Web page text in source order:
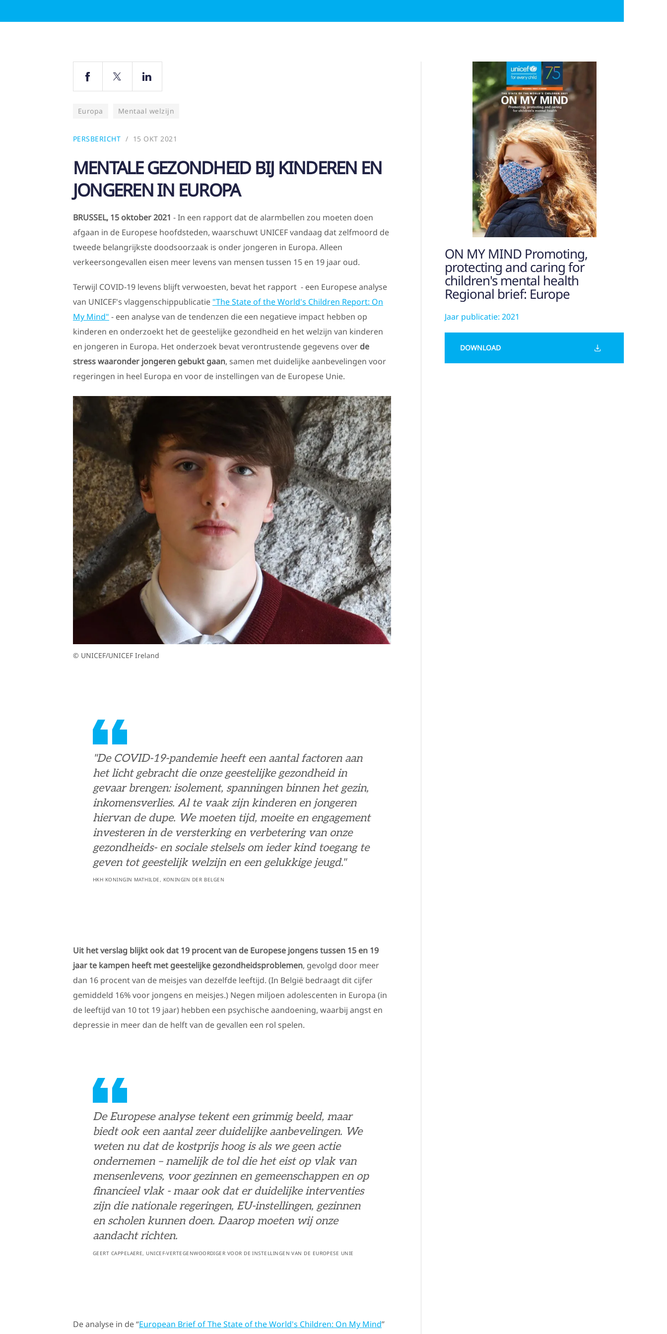
Europa Mentaal welzijn
PERSBERICHT 15 OKT 2021
MENTALE GEZONDHEID BIJ KINDEREN EN
JONGEREN IN EUROPA
BRUSSEL, 15 oktober 2021 - In een rapport dat de alarmbellen zou moeten doen
afgaan in de Europese hoofdsteden, waarschuwt UNICEF vandaag dat zelfmoord de
tweede belangrijkste doodsoorzaak is onder jongeren in Europa. Alleen
verkeersongevallen eisen meer levens van mensen tussen 15 en 19 jaar oud.
Terwijl COVID-19 levens blijft verwoesten, bevat het rapport - een Europese analyse
van UNICEF's vlaggenschippublicatie "The State of the World's Children Report: On
My Mind" - een analyse van de tendenzen die een negatieve impact hebben op
kinderen en onderzoekt het de geestelijke gezondheid en het welzijn van kinderen
en jongeren in Europa. Het onderzoek bevat verontrustende gegevens over de
stress waaronder jongeren gebukt gaan, samen met duidelijke aanbevelingen voor
regeringen in heel Europa en voor de instellingen van de Europese Unie.
© UNICEF/UNICEF Ireland
"De COVID-19-pandemie heeft een aantal factoren aan
het licht gebracht die onze geestelijke gezondheid in
gevaar brengen: isolement, spanningen binnen het gezin,
inkomensverlies. Al te vaak zijn kinderen en jongeren
hiervan de dupe. We moeten tijd, moeite en engagement
investeren in de versterking en verbetering van onze
gezondheids- en sociale stelsels om ieder kind toegang te
geven tot geestelijk welzijn en een gelukkige jeugd."
HKH KONINGIN MATHILDE, KONINGIN DER BELGEN
Uit het verslag blijkt ook dat 19 procent van de Europese jongens tussen 15 en 19
jaar te kampen heeft met geestelijke gezondheidsproblemen, gevolgd door meer
dan 16 procent van de meisjes van dezelfde leeftijd. (In België bedraagt dit cijfer
gemiddeld 16% voor jongens en meisjes.) Negen miljoen adolescenten in Europa (in
de leeftijd van 10 tot 19 jaar) hebben een psychische aandoening, waarbij angst en
depressie in meer dan de helft van de gevallen een rol spelen.
De Europese analyse tekent een grimmig beeld, maar
biedt ook een aantal zeer duidelijke aanbevelingen. We
weten nu dat de kostprijs hoog is als we geen actie
ondernemen – namelijk de tol die het eist op vlak van
mensenlevens, voor gezinnen en gemeenschappen en op
financieel vlak - maar ook dat er duidelijke interventies
zijn die nationale regeringen, EU-instellingen, gezinnen
en scholen kunnen doen. Daarop moeten wij onze
aandacht richten.
GEERT CAPPELAERE, UNICEF-VERTEGENWOORDIGER VOOR DE INSTELLINGEN VAN DE EUROPESE UNIE
De analyse in de “European Brief of The State of the World's Children: On My Mind”
ON MY MIND Promoting,
protecting and caring for
children's mental health
Regional brief: Europe
Jaar publicatie: 2021
DOWNLOAD